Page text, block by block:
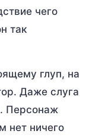
чего
так
глуп, на
Даже слуга
Персонаж
нет ничего